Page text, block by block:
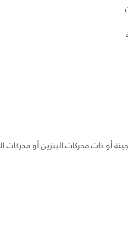
أو ذات محركات البنزين أو محركات